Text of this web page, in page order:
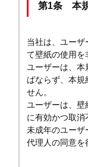
第1条 本
当社は、ユーザ
て壁紙の使用を
ユーザーは、
ばならず、本規
せん。
ユーザーは、
に有効かつ取消
未成年のユーザ
代理人の同意を